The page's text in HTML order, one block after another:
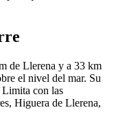
de Llerena y a 33 km
el nivel del mar. Su
Limita con las
Higuera de Llerena,